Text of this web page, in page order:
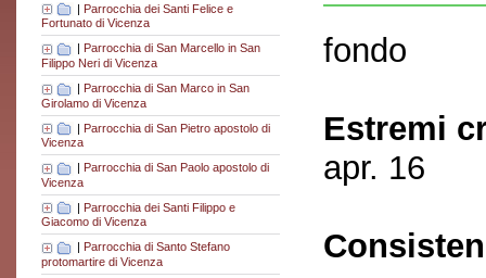
| Parrocchia dei Santi Felice e
Fortunato di Vicenza
Parrocchia di San Marcello in San
Filippo Neri di Vicenza
| Parrocchia di San Marco in San
Girolamo di Vicenza
| Parrocchia di San Pietro apostolo di
Vicenza
| Parrocchia di San Paolo apostolo di
Vicenza
| Parrocchia dei Santi Filippo e
Giacomo di Vicenza
| Parrocchia di Santo Stefano
protomartire di Vicenza
fondo
Estremi
apr. 16